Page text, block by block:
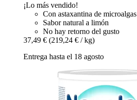
¡Lo más vendido!
Con astaxantina de microalgas
Sabor natural a limón
No hay retorno del gusto
37,49 € (219,24 € / kg)
Entrega hasta el 18 agosto